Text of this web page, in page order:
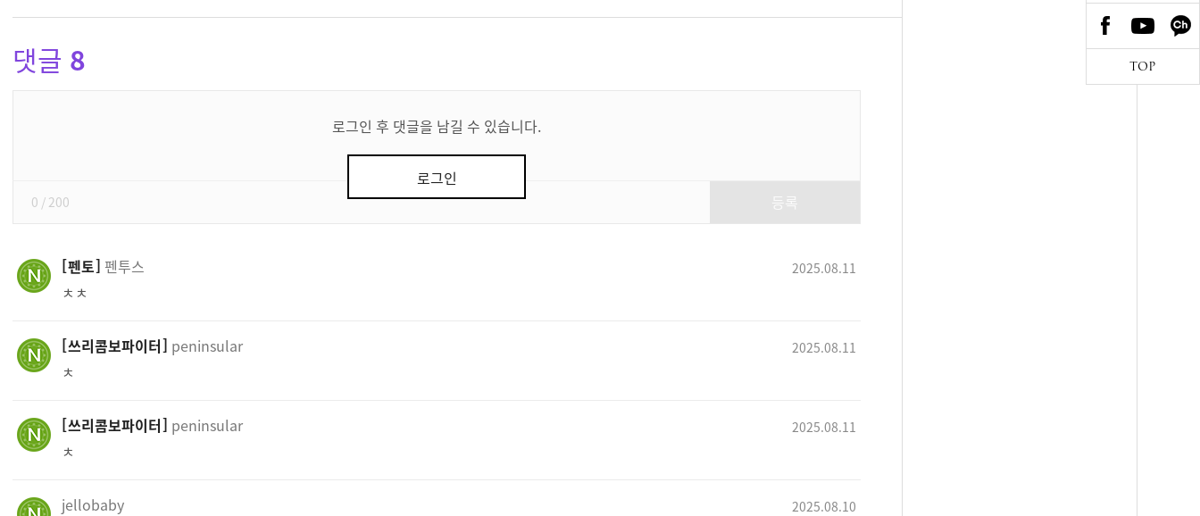
댓글 8
로그인 후 댓글을 남길 수 있습니다.
로그인
0 / 200
펜토 펜투스 2025.08.11
ㅊㅊ
쓰리콤보파이터 peninsular 2025.08.11
ㅊ
쓰리콤보파이터 peninsular 2025.08.11
ㅊ
jellobaby 2025.08.10
TOP